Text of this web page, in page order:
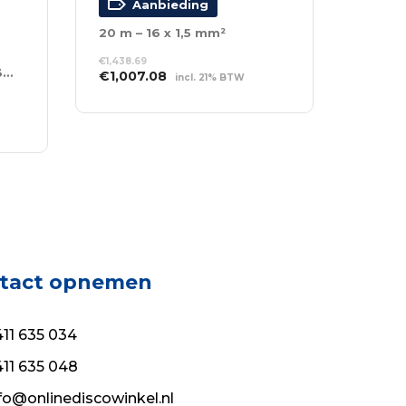
4-kanaals DMX Booster 3- en 5-polige XLR
Aanbieding
20 m – 16 x 1,5 mm²
€1,438.69
Oorspronkelijke
was:
€1,007.08Huidige
is:
incl. 21% BTW
WINKELWAGEN
opnemen
635 034
635 048